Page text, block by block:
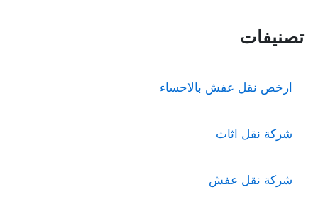
تصنيفات
ارخص نقل عفش بالاحساء
شركة نقل اثاث
شركة نقل عفش